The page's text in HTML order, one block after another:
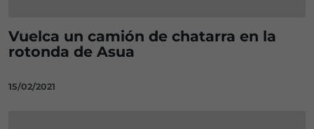
Vuelca un camión de chatarra en la
rotonda de Asua
15/02/2021